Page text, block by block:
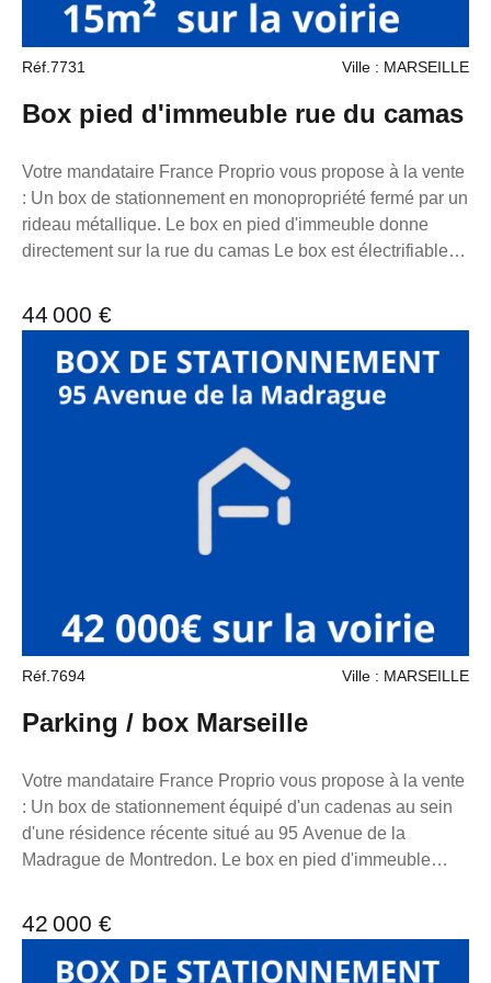
Réf.7731 Ville : MARSEILLE
Box pied d'immeuble rue du camas
Votre mandataire France Proprio vous propose à la vente
: Un box de stationnement en monopropriété fermé par un
rideau métallique. Le box en pied d'immeuble donne
directement sur la rue du camas Le box est électrifiable.
porte 2m15 Largeur porte 2m30 Charge : 0€:mois TF
195€ Extrêmement bien situé. Pour toutes demandes
d'informations, n'hésitez pas à me contacter au 06 98 89
14 62. La présente annonce immobilière a été rédigée
sous la responsabilité éditoriale de M. loonis gahel,
fonds), agent commercial du Réseau France Proprio
immatriculé au RSAC de Marseille sous le numéro
7953190/s17056393, titulaire de la carte de démarchage
44 000 €
Réf.7694 Ville : MARSEILLE
Parking / box Marseille
Votre mandataire France Proprio vous propose à la vente
: Un box de stationnement équipé d'un cadenas au sein
d'une résidence récente situé au 95 Avenue de la
Madrague de Montredon. Le box en pied d'immeuble
l'avenue de la Madrague de Montredon. Le box est
électrifiable. Longueur 6m13 Largeur 2m55 hauteur 2m60
Le box est équipé d'un contrfond après les 6m de long
42 000 €